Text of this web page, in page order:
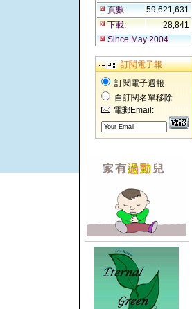
頁數:
59,621,631
下載:
28,841
Since May 2004
訂閱電子報
訂閱電子週報
自訂閱名單移除
電郵Email: